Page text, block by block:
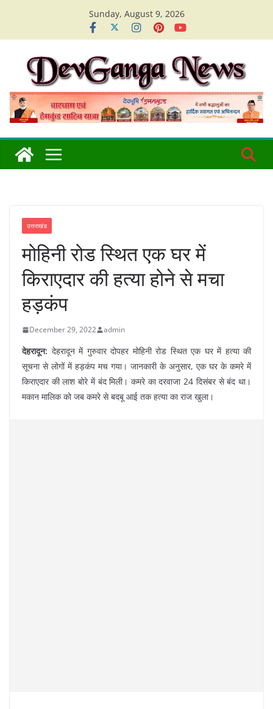
content
Sunday, August 9, 2026
उत्तराखंड
मोहिनी रोड स्थित एक घर में
किराएदार की हत्या होने से मचा
हड़कंप
December 29, 2022 admin
देहरादून: देहरादून में गुरुवार दोपहर मोहिनी रोड स्थित एक घर में हत्या की
सूचना से लोगों में हड़कंप मच गया। जानकारी के अनुसार, एक घर के कमरे में
किराएदार की लाश बोरे में बंद मिली। कमरे का दरवाजा 24 दिसंबर से बंद था।
मकान मालिक को जब कमरे से बदबू आई तक हत्या का राज खुला।